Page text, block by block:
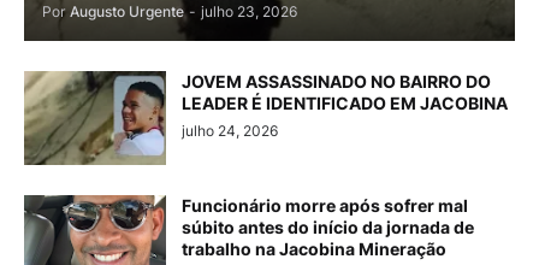
Por Augusto Urgente - julho 23, 2026
JOVEM ASSASSINADO NO BAIRRO DO
LEADER É IDENTIFICADO EM JACOBINA
julho 24, 2026
Funcionário morre após sofrer mal
súbito antes do início da jornada de
trabalho na Jacobina Mineração